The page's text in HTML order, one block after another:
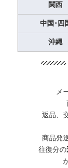
関西
中国･四
沖縄
メ
返品、
商品発
往復分の